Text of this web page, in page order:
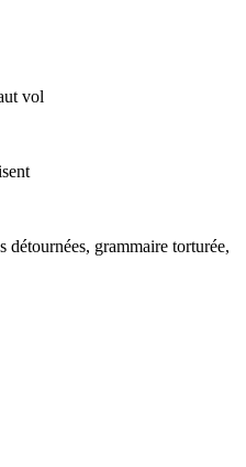
vol
détournées, grammaire torturée,